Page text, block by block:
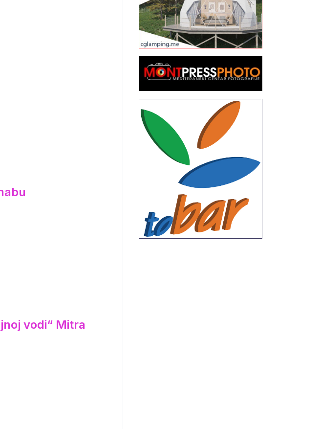
vodi“ Mitra